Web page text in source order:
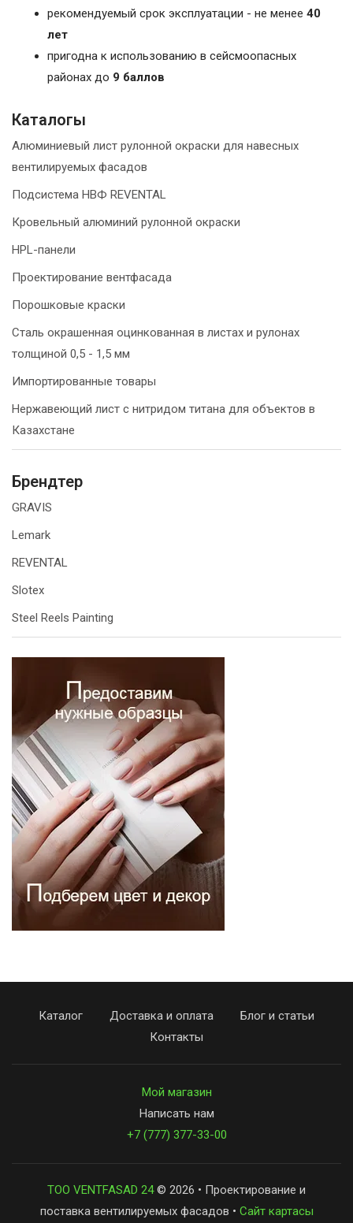
рекомендуемый срок эксплуатации - не менее 40
лет
пригодна к использованию в сейсмоопасных
районах до 9 баллов
Каталогы
Алюминиевый лист рулонной окраски для навесных
вентилируемых фасадов
Подсистема НВФ REVENTAL
Кровельный алюминий рулонной окраски
HPL-панели
Проектирование вентфасада
Порошковые краски
Сталь окрашенная оцинкованная в листах и рулонах
толщиной 0,5 - 1,5 мм
Импортированные товары
Нержавеющий лист с нитридом титана для объектов в
Казахстане
Брендтер
GRAVIS
Lemark
REVENTAL
Slotex
Steel Reels Painting
Каталог Доставка и оплата
Блог и статьи
Контакты
Мой магазин
Написать нам
+7 (777) 377-33-00
ТОО VENTFASAD 24© 2026 • Проектирование и
поставка вентилируемых фасадов • Сайт картасы